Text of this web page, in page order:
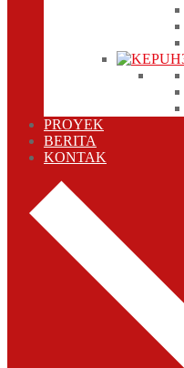
PROYEK
BERITA
KONTAK